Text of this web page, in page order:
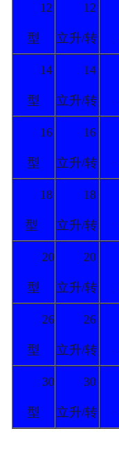
12
型
12
立升/转
14
型
14
立升/转
16
型
16
立升/转
18
型
18
立升/转
20
型
20
立升/转
26
型
26
立升/转
30
型
30
立升/转